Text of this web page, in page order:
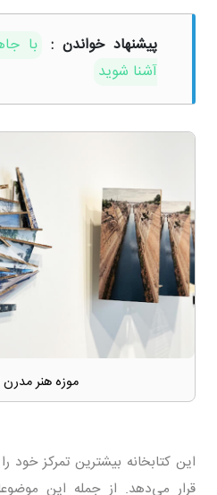
پیشنهاد خواندن : با
آشنا شوید
موزه هنر مدرن
این کتابخانه بیشترین تمرکز
قرار می‌دهد. از جمله این